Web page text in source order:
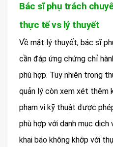
Bác sĩ phụ trách
thực tế vs lý thuyết
Về mặt lý thuyết, bác sĩ
cần đáp ứng chứng chỉ
phù hợp. Tuy nhiên trong
quản lý còn xem xét thêm
phạm vi kỹ thuật được
phù hợp với danh mục dịch
khai báo không khớp với